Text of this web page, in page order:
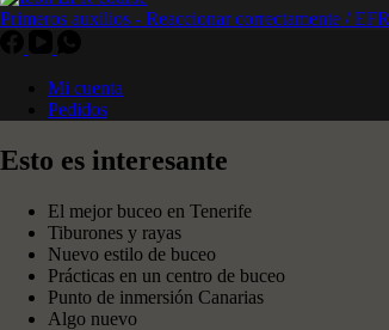
Primeros auxilios - Reaccionar correctamente / EFR
Mi cuenta
Pedidos
Esto es interesante
El mejor buceo en Tenerife
Tiburones y rayas
Nuevo estilo de buceo
Prácticas en un centro de buceo
Punto de inmersión Canarias
Algo nuevo